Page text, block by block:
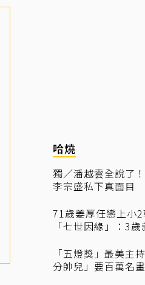
哈燒
獨／潘越雲全說了
李宗盛私下真面目
71歲姜厚任戀上小
「七世因緣」：3
「五燈獎」最美主
分帥兒」要百萬名